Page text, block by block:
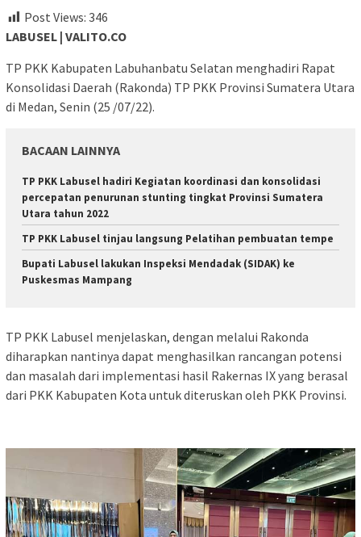
Post Views: 346
LABUSEL | VALITO.CO
TP PKK Kabupaten Labuhanbatu Selatan menghadiri Rapat
Konsolidasi Daerah (Rakonda) TP PKK Provinsi Sumatera Utara
di Medan, Senin (25 /07/22).
BACAAN LAINNYA
TP PKK Labusel hadiri Kegiatan koordinasi dan konsolidasi
percepatan penurunan stunting tingkat Provinsi Sumatera
Utara tahun 2022
TP PKK Labusel tinjau langsung Pelatihan pembuatan tempe
Bupati Labusel lakukan Inspeksi Mendadak (SIDAK) ke
Puskesmas Mampang
TP PKK Labusel menjelaskan, dengan melalui Rakonda
diharapkan nantinya dapat menghasilkan rancangan potensi
dan masalah dari implementasi hasil Rakernas IX yang berasal
dari PKK Kabupaten Kota untuk diteruskan oleh PKK Provinsi.